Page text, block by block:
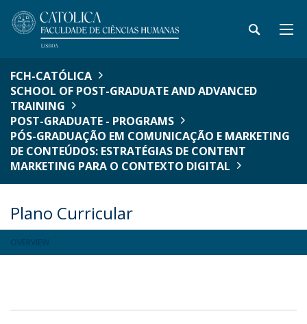
FCH-CATÓLICA
SCHOOL OF POST-GRADUATE AND ADVANCED
TRAINING
POST-GRADUATE - PROGRAMS
PÓS-GRADUAÇÃO EM COMUNICAÇÃO E MARKETING
DE CONTEÚDOS: ESTRATÉGIAS DE CONTENT
MARKETING PARA O CONTEXTO DIGITAL
Plano Curricular